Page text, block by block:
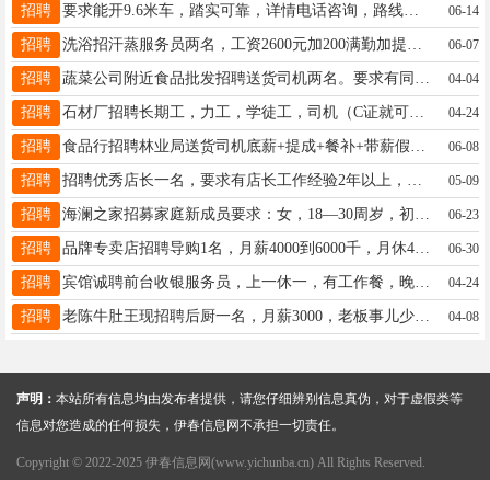
招聘 要求能开9.6米车，踏实可靠，详情电话咨询，路线伊春直达嘉荫于经理13124582345 06-14
招聘 06-07
招聘 04-04
招聘 04-24
招聘 06-08
招聘 05-09
招聘 06-23
招聘 品牌专卖店招聘导购1名，月薪4000到6000千，月休4天，早晚倒班，期待优秀的你来加入我们。杨女士13846604454 06-30
招聘 宾馆诚聘前台收银服务员，上一休一，有工作餐，晚上可以休息，工资3000-3500元，女性，有经验者优先录用，没有经验会电脑的可以培训，咨询电话：15904589422孙女士15904589422 04-24
招聘 老陈牛肚王现招聘后厨一名，月薪3000，老板事儿少，人好相处，不忙，活儿不累联系电话：13945890257陈13945890257 04-08
声明： 本站所有信息均由发布者提供，请您仔细辨别信息真伪，对于虚假类等
信息对您造成的任何损失，伊春信息网不承担一切责任。
Copyright © 2022-2025 伊春信息网(www.yichunba.cn) All Rights Reserved.